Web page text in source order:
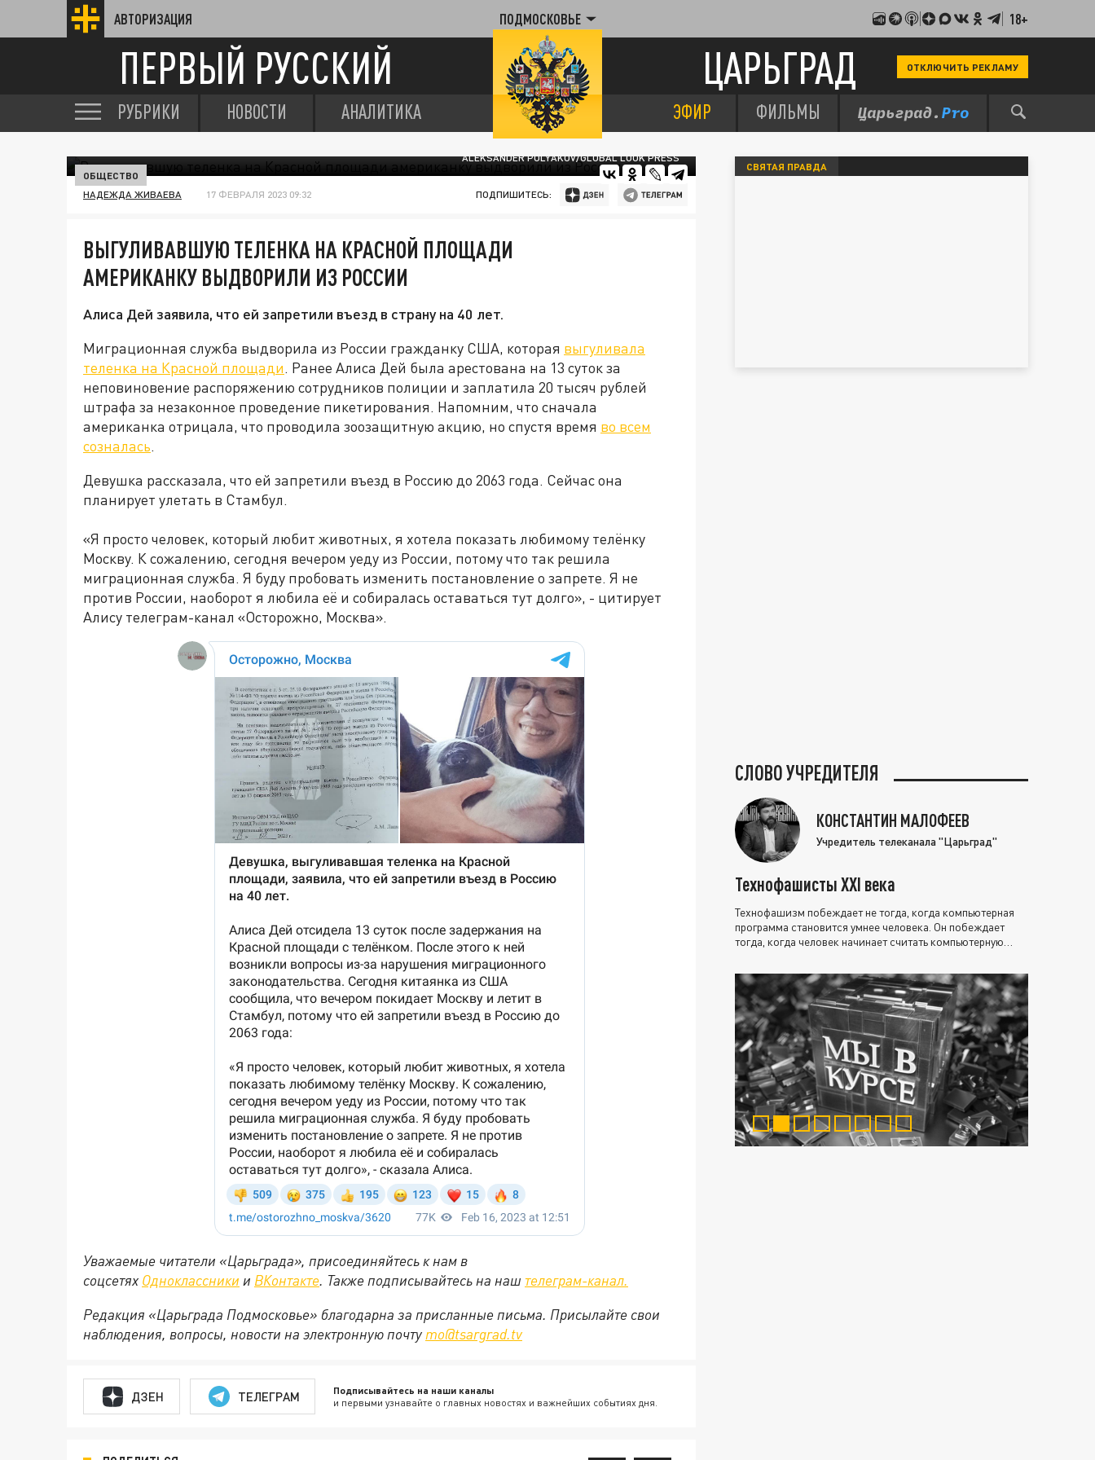
АВТОРИЗАЦИЯ ПОДМОСКОВЬЕ 18+
ПЕРВЫЙ РУССКИЙ ЦАРЬГРАД ОТКЛЮЧИТЬ РЕКЛАМУ
РУБРИКИ НОВОСТИ АНАЛИТИКА ЭФИР ФИЛЬМЫ
ALEKSANDER POLYAKOV/GLOBAL LOOK PRESS
ОБЩЕСТВО
НАДЕЖДА ЖИВАЕВА 17 ФЕВРАЛЯ 2023 09:32 ПОДПИШИТЕСЬ:
ВЫГУЛИВАВШУЮ ТЕЛЕНКА НА КРАСНОЙ ПЛОЩАДИ
АМЕРИКАНКУ ВЫДВОРИЛИ ИЗ РОССИИ
Алиса Дей заявила, что ей запретили въезд в страну на 40 лет.
Миграционная служба выдворила из России гражданку США, которая выгуливала
теленка на Красной площади. Ранее Алиса Дей была арестована на 13 суток за
неповиновение распоряжению сотрудников полиции и заплатила 20 тысяч рублей
штрафа за незаконное проведение пикетирования. Напомним, что сначала
американка отрицала, что проводила зоозащитную акцию, но спустя время во всем
созналась.
Девушка рассказала, что ей запретили въезд в Россию до 2063 года. Сейчас она
планирует улетать в Стамбул.
«Я просто человек, который любит животных, я хотела показать любимому телёнку
Москву. К сожалению, сегодня вечером уеду из России, потому что так решила
миграционная служба. Я буду пробовать изменить постановление о запрете. Я не
против России, наоборот я любила её и собиралась оставаться тут долго», - цитирует
Алису телеграм-канал «Осторожно, Москва».
Уважаемые читатели «Царьграда», присоединяйтесь к нам в
соцсетях Одноклассники и ВКонтакте. Также подписывайтесь на наш телеграм-канал.
Редакция «Царьграда Подмосковье» благодарна за присланные письма. Присылайте свои
наблюдения, вопросы, новости на электронную почту mo@tsargrad.tv
ДЗЕН ТЕЛЕГРАМ Подписывайтесь на наши каналы
и первыми узнавайте о главных новостях и важнейших событиях дня.
СВЯТАЯ ПРАВДА
СЛОВО УЧРЕДИТЕЛЯ
КОНСТАНТИН МАЛОФЕЕВ
Учредитель телеканала "Царьград"
Технофашисты XXI века
Технофашизм побеждает не тогда, когда компьютерная
программа становится умнее человека. Он побеждает
тогда, когда человек начинает считать компьютерную